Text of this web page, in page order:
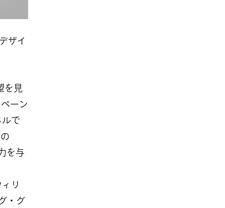
ザイ
を見
ーン
で
を与
リ
・ グ